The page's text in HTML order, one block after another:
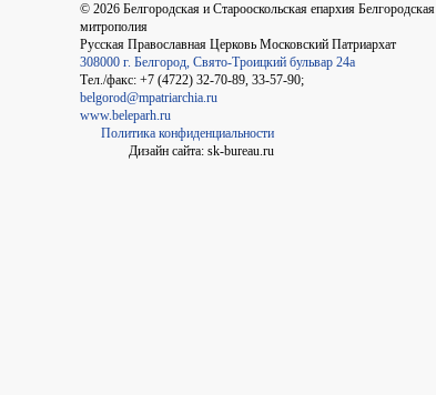
© 2026 Белгородская и Старооскольская епархия Белгородская
митрополия
Русская Православная Церковь Московский Патриархат
308000 г. Белгород, Свято-Троицкий бульвар 24а
Тел./факс: +7 (4722) 32-70-89, 33-57-90;
belgorod@mpatriarchia.ru
www.beleparh.ru
Политика конфиденциальности
Дизайн сайта: sk-bureau.ru